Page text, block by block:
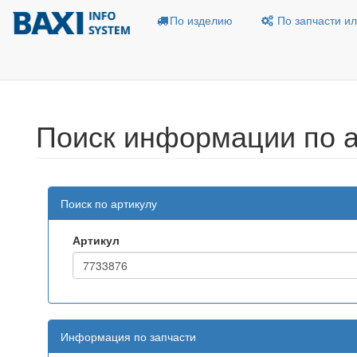
По изделию По запчасти
Поиск информации по
Поиск по артикулу
Артикул
Информация по запчасти